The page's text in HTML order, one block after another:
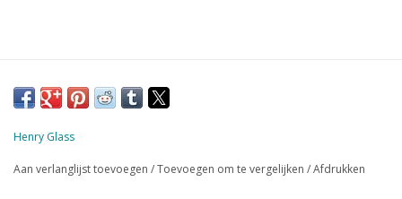
Henry Glass
Aan verlanglijst toevoegen /Toevoegen om te vergelijken /Afdrukken